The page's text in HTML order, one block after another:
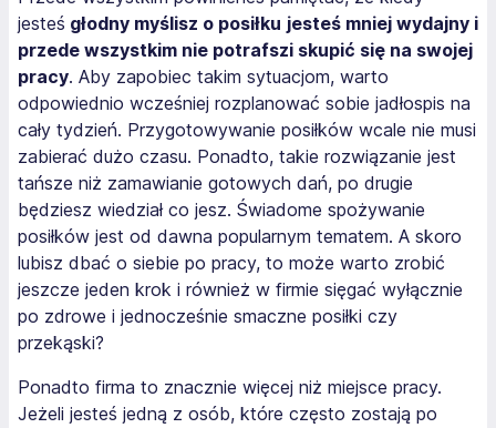
jesteś głodny myślisz o posiłku jesteś mniej wydajny i
przede wszystkim nie potrafszi skupić się na swojej
pracy. Aby zapobiec takim sytuacjom, warto
odpowiednio wcześniej rozplanować sobie jadłospis na
cały tydzień. Przygotowywanie posiłków wcale nie musi
zabierać dużo czasu. Ponadto, takie rozwiązanie jest
tańsze niż zamawianie gotowych dań, po drugie
będziesz wiedział co jesz. Świadome spożywanie
posiłków jest od dawna popularnym tematem. A skoro
lubisz dbać o siebie po pracy, to może warto zrobić
jeszcze jeden krok i również w firmie sięgać wyłącznie
po zdrowe i jednocześnie smaczne posiłki czy
przekąski?
Ponadto firma to znacznie więcej niż miejsce pracy.
Jeżeli jesteś jedną z osób, które często zostają po